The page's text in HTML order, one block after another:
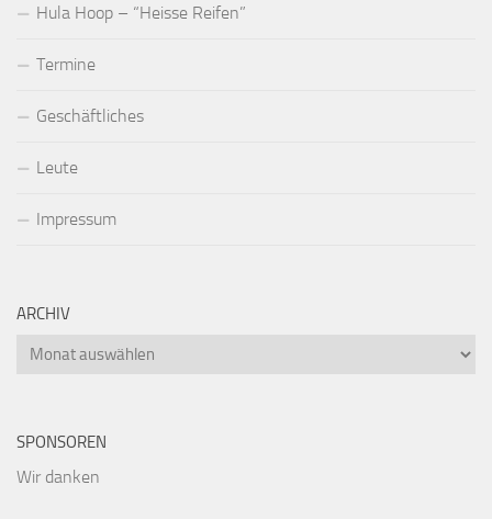
Hula Hoop – “Heisse Reifen”
Termine
Geschäftliches
Leute
Impressum
ARCHIV
Archiv
SPONSOREN
Wir danken